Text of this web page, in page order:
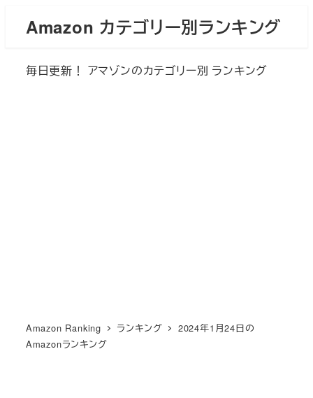
Amazon カテゴリー別ランキング
毎日更新！ アマゾンのカテゴリー別 ランキング
Amazon Ranking ランキング
2024年1月24日の
Amazonランキング